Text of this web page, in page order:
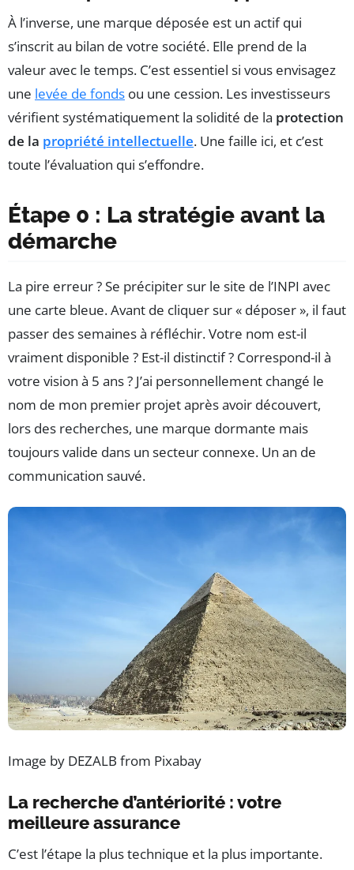
À l’inverse, une marque déposée est un actif qui
s’inscrit au bilan de votre société. Elle prend de la
valeur avec le temps. C’est essentiel si vous envisagez
une levée de fonds ou une cession. Les investisseurs
vérifient systématiquement la solidité de la protection
de la propriété intellectuelle. Une faille ici, et c’est
toute l’évaluation qui s’effondre.
Étape 0 : La stratégie avant la
démarche
La pire erreur ? Se précipiter sur le site de l’INPI avec
une carte bleue. Avant de cliquer sur « déposer », il faut
passer des semaines à réfléchir. Votre nom est-il
vraiment disponible ? Est-il distinctif ? Correspond-il à
votre vision à 5 ans ? J’ai personnellement changé le
nom de mon premier projet après avoir découvert,
lors des recherches, une marque dormante mais
toujours valide dans un secteur connexe. Un an de
communication sauvé.
Image by DEZALB from Pixabay
La recherche d’antériorité : votre
meilleure assurance
C’est l’étape la plus technique et la plus importante.